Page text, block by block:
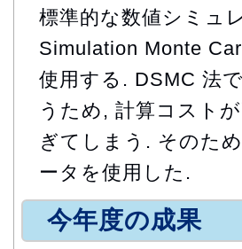
標準的な数値シミュ
Simulation Monte
使用する. DSMC 法
うため, 計算コスト
ぎてしまう. そのた
ータを使用した.
今年度の成果